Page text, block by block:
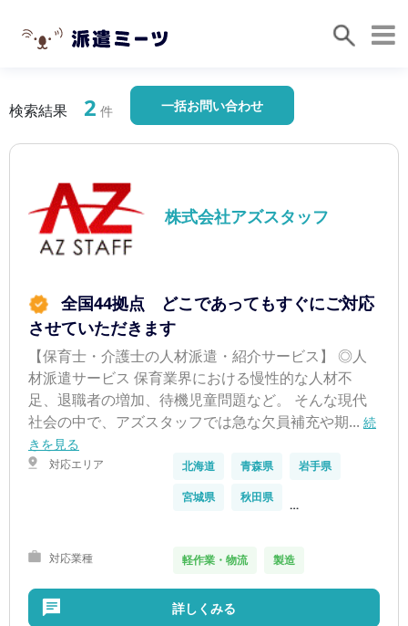
検索結果 2 件 一括お問い合わせ
株式会社アズスタッフ
全国44拠点 どこであってもすぐにご対応
させていただきます
【保育士・介護士の人材派遣・紹介サービス】 ◎人
材派遣サービス 保育業界における慢性的な人材不
足、退職者の増加、待機児童問題など。 そんな現代
社会の中で、アズスタッフでは急な欠員補充や期... 続
きを見る
対応エリア 北海道 青森県
岩手県
宮城県
秋田県
…
対応業種 軽作業・物流 製造
詳しくみる